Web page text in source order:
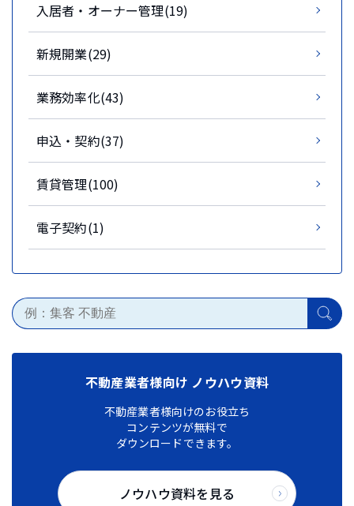
入居者・オーナー管理(19)
新規開業(29)
業務効率化(43)
申込・契約(37)
賃貸管理(100)
電子契約(1)
不動産業者様向け ノウハウ資料
不動産業者様向けのお役立ち
コンテンツが無料で
ダウンロードできます。
ノウハウ資料を見る